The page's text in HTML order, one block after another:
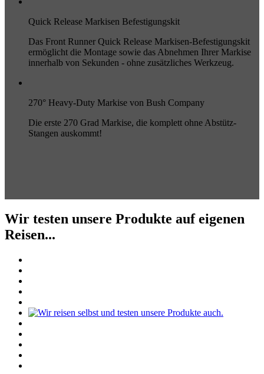
Quick Release Markisen Befestigungskit
Das Front Runner Quick Release Markisen-Befestigungskit
ermöglicht die Montage sowie das Abnehmen Ihrer Markise
innerhalb von Sekunden - ohne zusätzliches Werkzeug.
270° Heavy-Duty Markise von Bush Company
Die erste 270 Grad Markise, die komplett ohne Abstütz-
Stangen auskommt!
Wir testen unsere Produkte auf eigenen
Reisen...